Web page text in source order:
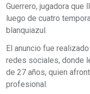
Guerrero, jugadora que
luego de cuatro
blanquiazul.
El anuncio fue
redes sociales, donde
de 27 años, quien
profesional.